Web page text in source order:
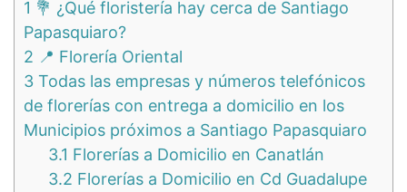
1 💐 ¿Qué floristería hay cerca de Santiago
Papasquiaro?
2 📍 Florería Oriental
3 Todas las empresas y números telefónicos
de florerías con entrega a domicilio en los
Municipios próximos a Santiago Papasquiaro
3.1 Florerías a Domicilio en Canatlán
3.2 Florerías a Domicilio en Cd Guadalupe